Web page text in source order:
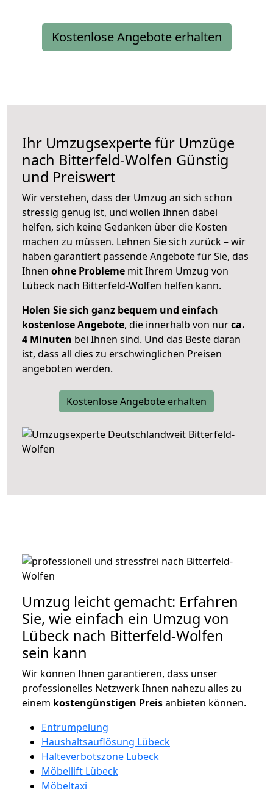
Kostenlose Angebote erhalten
Ihr Umzugsexperte für Umzüge
nach Bitterfeld-Wolfen Günstig
und Preiswert
Wir verstehen, dass der Umzug an sich schon
stressig genug ist, und wollen Ihnen dabei
helfen, sich keine Gedanken über die Kosten
machen zu müssen. Lehnen Sie sich zurück – wir
haben garantiert passende Angebote für Sie, das
Ihnen ohne Probleme mit Ihrem Umzug von
Lübeck nach Bitterfeld-Wolfen helfen kann.
Holen Sie sich ganz bequem und einfach
kostenlose Angebote, die innerhalb von nurca.
4 Minuten bei Ihnen sind. Und das Beste daran
ist, dass all dies zu erschwinglichen Preisen
angeboten werden.
Kostenlose Angebote erhalten
Umzug leicht gemacht: Erfahren
Sie, wie einfach ein Umzug von
Lübeck nach Bitterfeld-Wolfen
sein kann
Wir können Ihnen garantieren, dass unser
professionelles Netzwerk Ihnen nahezu alles zu
einem kostengünstigen Preisanbieten können.
Entrümpelung
Haushaltsauflösung Lübeck
Halteverbotszone Lübeck
Möbellift Lübeck
Möbeltaxi